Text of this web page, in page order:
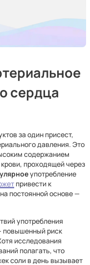
сердца
за один присест,
давления. Это
содержанием
проходящей через
употребление
привести к
постоянной основе —
употребления
повышенный риск
исследования
полагать, что
соли в день вызывает